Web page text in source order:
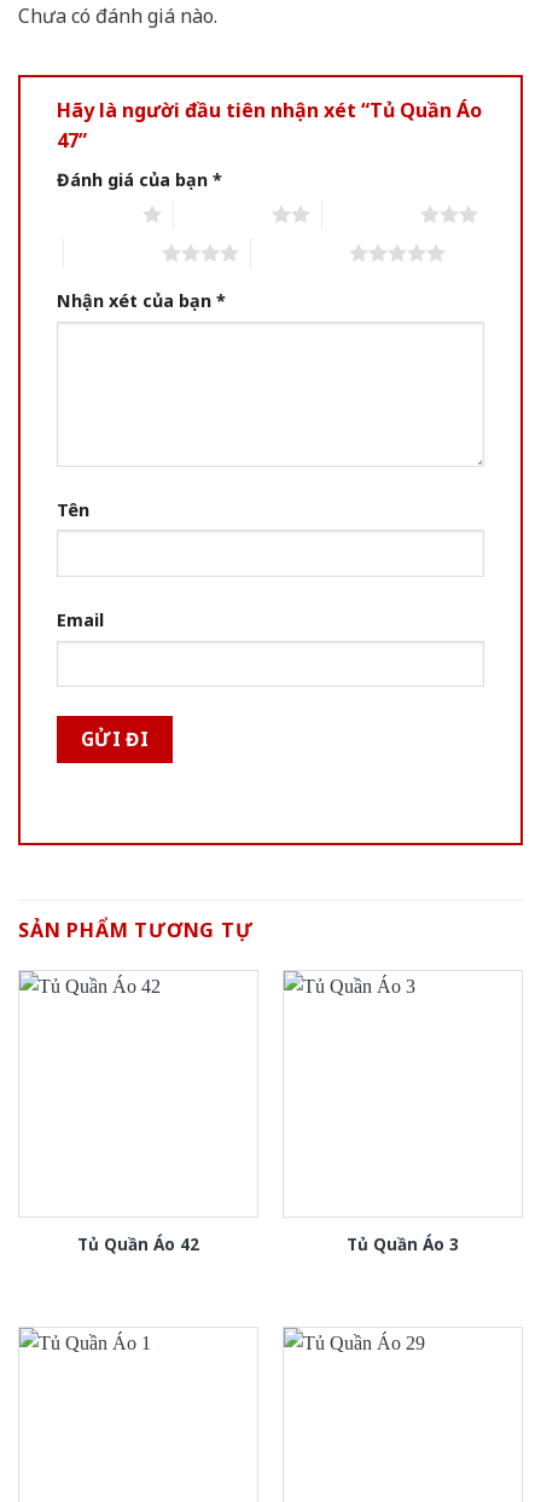
Chưa có đánh giá nào.
Hãy là người đầu tiên nhận xét “Tủ Quần Áo
47”
Đánh giá của bạn *
Nhận xét của bạn *
Tên
Email
SẢN PHẨM TƯƠNG TỰ
Tủ Quần Áo 42 Tủ Quần Áo 3